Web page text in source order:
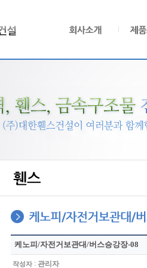
케노피/자전거보관대/버스승강장-08
작성자 : 관리자